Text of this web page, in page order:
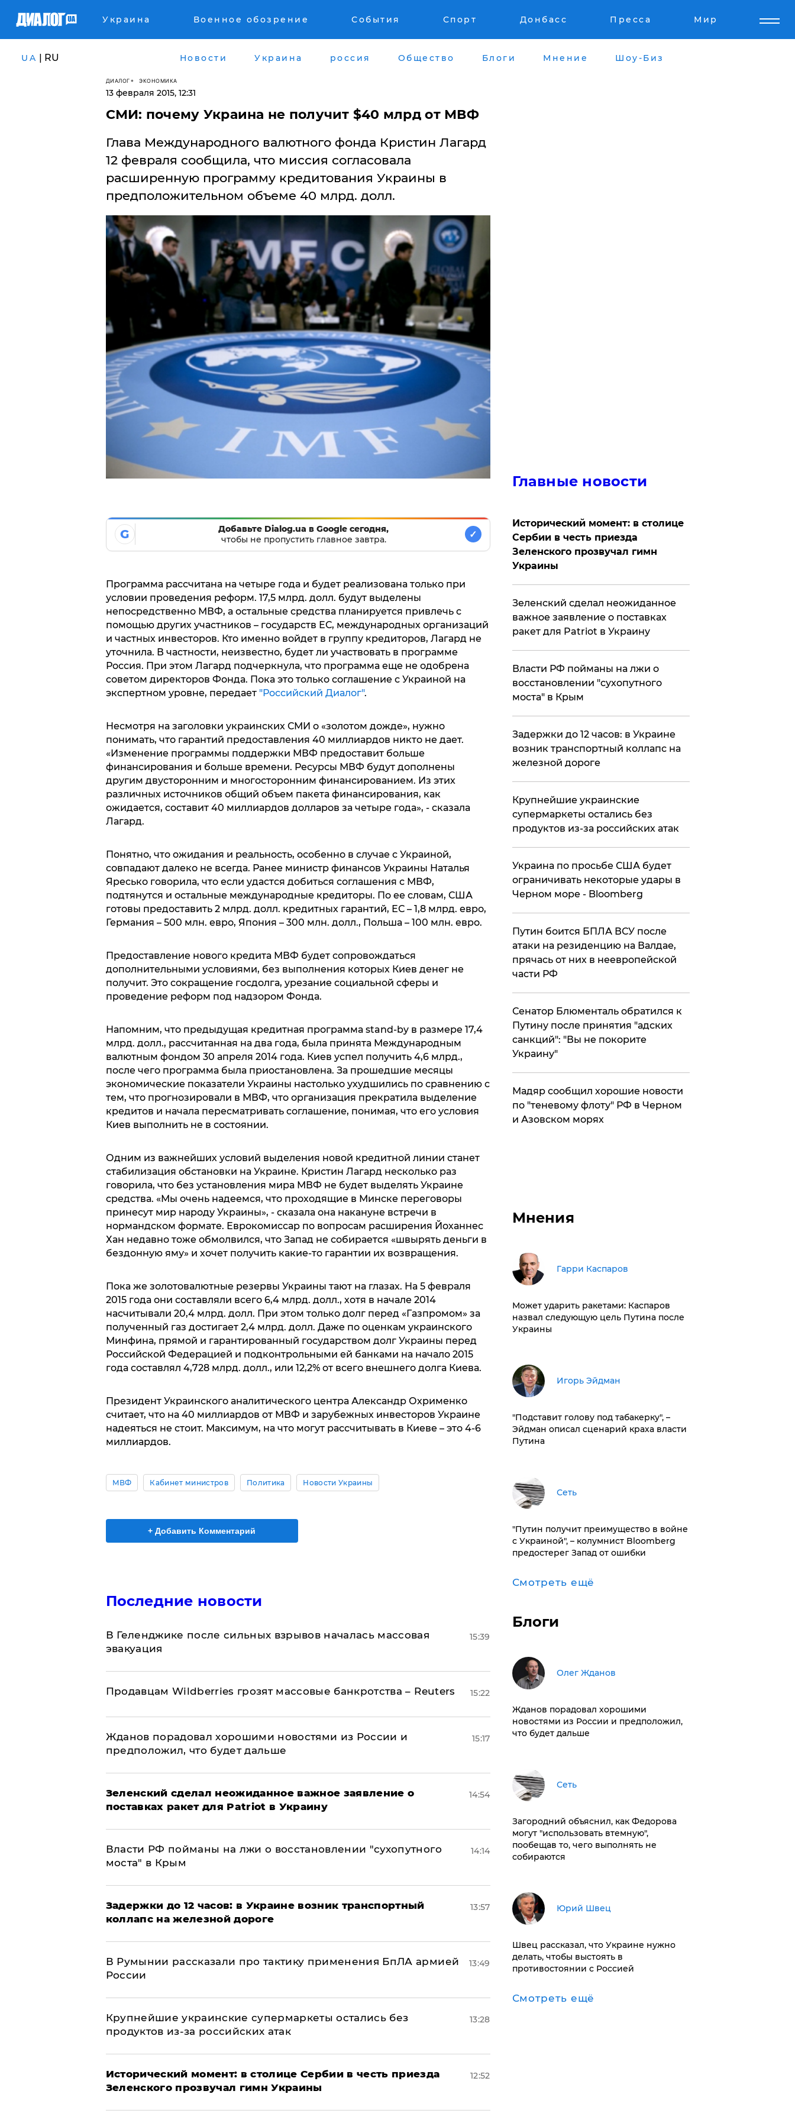
Украина Военное обозрение События Спорт Донбасс Пресса Мир
UA | RU Новости Украина россия Общество Блоги Мнение Шоу-Биз
ДИАЛОГ ЭКОНОМИКА
13 февраля 2015, 12:31
СМИ: почему Украина не получит $40 млрд от МВФ
​Глава Международного валютного фонда Кристин Лагард
12 февраля сообщила, что миссия согласовала
расширенную программу кредитования Украины в
предположительном объеме 40 млрд. долл.
G
Добавьте Dialog.ua в Google сегодня,
чтобы не пропустить главное завтра.
✓
Программа рассчитана на четыре года и будет реализована только при
условии проведения реформ. 17,5 млрд. долл. будут выделены
непосредственно МВФ, а остальные средства планируется привлечь с
помощью других участников – государств ЕС, международных организаций
и частных инвесторов. Кто именно войдет в группу кредиторов, Лагард не
уточнила. В частности, неизвестно, будет ли участвовать в программе
Россия. При этом Лагард подчеркнула, что программа еще не одобрена
советом директоров Фонда. Пока это только соглашение с Украиной на
экспертном уровне, передает "Российский Диалог".
Несмотря на заголовки украинских СМИ о «золотом дожде», нужно
понимать, что гарантий предоставления 40 миллиардов никто не дает.
«Изменение программы поддержки МВФ предоставит больше
финансирования и больше времени. Ресурсы МВФ будут дополнены
другим двусторонним и многосторонним финансированием. Из этих
различных источников общий объем пакета финансирования, как
ожидается, составит 40 миллиардов долларов за четыре года», - сказала
Лагард.
Понятно, что ожидания и реальность, особенно в случае с Украиной,
совпадают далеко не всегда. Ранее министр финансов Украины Наталья
Яресько говорила, что если удастся добиться соглашения с МВФ,
подтянутся и остальные международные кредиторы. По ее словам, США
готовы предоставить 2 млрд. долл. кредитных гарантий, ЕС – 1,8 млрд. евро,
Германия – 500 млн. евро, Япония – 300 млн. долл., Польша – 100 млн. евро.
Предоставление нового кредита МВФ будет сопровождаться
дополнительными условиями, без выполнения которых Киев денег не
получит. Это сокращение госдолга, урезание социальной сферы и
проведение реформ под надзором Фонда.
Напомним, что предыдущая кредитная программа stand-by в размере 17,4
млрд. долл., рассчитанная на два года, была принята Международным
валютным фондом 30 апреля 2014 года. Киев успел получить 4,6 млрд.,
после чего программа была приостановлена. За прошедшие месяцы
экономические показатели Украины настолько ухудшились по сравнению с
тем, что прогнозировали в МВФ, что организация прекратила выделение
кредитов и начала пересматривать соглашение, понимая, что его условия
Киев выполнить не в состоянии.
Одним из важнейших условий выделения новой кредитной линии станет
стабилизация обстановки на Украине. Кристин Лагард несколько раз
говорила, что без установления мира МВФ не будет выделять Украине
средства. «Мы очень надеемся, что проходящие в Минске переговоры
принесут мир народу Украины», - сказала она накануне встречи в
нормандском формате. Еврокомиссар по вопросам расширения Йоханнес
Хан недавно тоже обмолвился, что Запад не собирается «швырять деньги в
бездонную яму» и хочет получить какие-то гарантии их возвращения.
Пока же золотовалютные резервы Украины тают на глазах. На 5 февраля
2015 года они составляли всего 6,4 млрд. долл., хотя в начале 2014
насчитывали 20,4 млрд. долл. При этом только долг перед «Газпромом» за
полученный газ достигает 2,4 млрд. долл. Даже по оценкам украинского
Минфина, прямой и гарантированный государством долг Украины перед
Российской Федерацией и подконтрольными ей банками на начало 2015
года составлял 4,728 млрд. долл., или 12,2% от всего внешнего долга Киева.
Президент Украинского аналитического центра Александр Охрименко
считает, что на 40 миллиардов от МВФ и зарубежных инвесторов Украине
надеяться не стоит. Максимум, на что могут рассчитывать в Киеве – это 4-6
миллиардов.
МВФ Кабинет министров Политика Новости Украины
+ Добавить Комментарий
Последние новости
В Геленджике после сильных взрывов началась массовая
эвакуация
15:39
Продавцам Wildberries грозят массовые банкротства – Reuters 15:22
Жданов порадовал хорошими новостями из России и
предположил, что будет дальше
15:17
Зеленский сделал неожиданное важное заявление о
поставках ракет для Patriot в Украину
14:54
Власти РФ пойманы на лжи о восстановлении "сухопутного
моста" в Крым
14:14
Задержки до 12 часов: в Украине возник транспортный
коллапс на железной дороге
13:57
В Румынии рассказали про тактику применения БпЛА армией
России
13:49
Крупнейшие украинские супермаркеты остались без
продуктов из-за российских атак
13:28
Исторический момент: в столице Сербии в честь приезда
Зеленского прозвучал гимн Украины
12:52
Главные новости
Исторический момент: в столице
Сербии в честь приезда
Зеленского прозвучал гимн
Украины
Зеленский сделал неожиданное
важное заявление о поставках
ракет для Patriot в Украину
Власти РФ пойманы на лжи о
восстановлении "сухопутного
моста" в Крым
Задержки до 12 часов: в Украине
возник транспортный коллапс на
железной дороге
Крупнейшие украинские
супермаркеты остались без
продуктов из-за российских атак
Украина по просьбе США будет
ограничивать некоторые удары в
Черном море - Bloomberg
Путин боится БПЛА ВСУ после
атаки на резиденцию на Валдае,
прячась от них в неевропейской
части РФ
Сенатор Блюменталь обратился к
Путину после принятия "адских
санкций": "Вы не покорите
Украину"
Мадяр сообщил хорошие новости
по "теневому флоту" РФ в Черном
и Азовском морях
Мнения
Гарри Каспаров
Может ударить ракетами: Каспаров
назвал следующую цель Путина после
Украины
Игорь Эйдман
​"Подставит голову под табакерку", –
Эйдман описал сценарий краха власти
Путина
Сеть
"Путин получит преимущество в войне
с Украиной", – колумнист Bloomberg
предостерег Запад от ошибки
Смотреть ещё
Блоги
Олег Жданов
Жданов порадовал хорошими
новостями из России и предположил,
что будет дальше
Сеть
Загородний объяснил, как Федорова
могут "использовать втемную",
пообещав то, чего выполнять не
собираются
Юрий Швец
Швец рассказал, что Украине нужно
делать, чтобы выстоять в
противостоянии с Россией
Смотреть ещё